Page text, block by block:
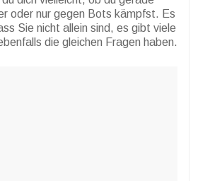
oder nur gegen Bots kämpfst. Es
Sie nicht allein sind, es gibt viele
die gleichen Fragen haben.